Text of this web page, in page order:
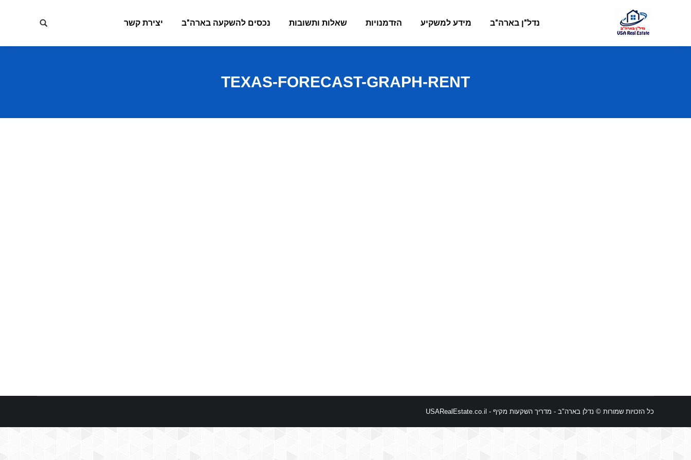
נדל"ן בארה"ב מידע למשקיע הזדמנויות שאלות ותשובות נכסים להשקעה בארה"ב יצירת קשר Search:
TEXAS-FORECAST-GRAPH-RENT
כל הזכויות שמורות © נדלן בארה"ב - מדריך השקעות מקיף - USARealEstate.co.il